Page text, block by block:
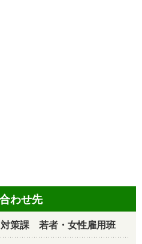
わせ先
策課 若者・女性雇用班